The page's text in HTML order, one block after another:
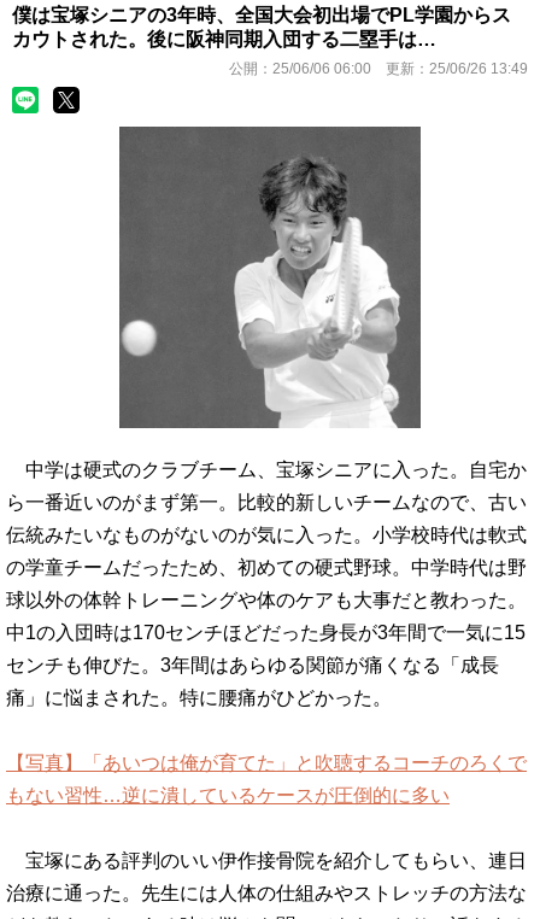
僕は宝塚シニアの3年時、全国大会初出場でPL学園からス
カウトされた。後に阪神同期入団する二塁手は…
公開： 25/06/06 06:00 更新： 25/06/26 13:49
中学は硬式のクラブチーム、宝塚シニアに入った。自宅か
ら一番近いのがまず第一。比較的新しいチームなので、古い
伝統みたいなものがないのが気に入った。小学校時代は軟式
の学童チームだったため、初めての硬式野球。中学時代は野
球以外の体幹トレーニングや体のケアも大事だと教わった。
中1の入団時は170センチほどだった身長が3年間で一気に15
センチも伸びた。3年間はあらゆる関節が痛くなる「成長
痛」に悩まされた。特に腰痛がひどかった。
【写真】「あいつは俺が育てた」と吹聴するコーチのろくで
もない習性…逆に潰しているケースが圧倒的に多い
宝塚にある評判のいい伊作接骨院を紹介してもらい、連日
治療に通った。先生には人体の仕組みやストレッチの方法な